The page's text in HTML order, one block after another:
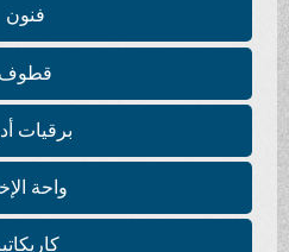
فنون
قطوف
برقيات أدبية
واحة الإخاء
كاريكاتير